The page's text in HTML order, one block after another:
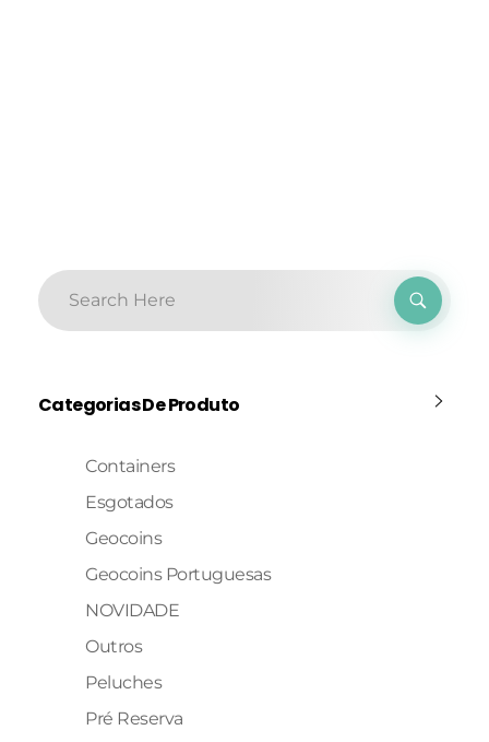
Categorias De Produto
Containers
Esgotados
Geocoins
Geocoins Portuguesas
NOVIDADE
Outros
Peluches
Pré Reserva